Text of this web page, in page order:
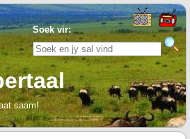
Soek vir:
saam!